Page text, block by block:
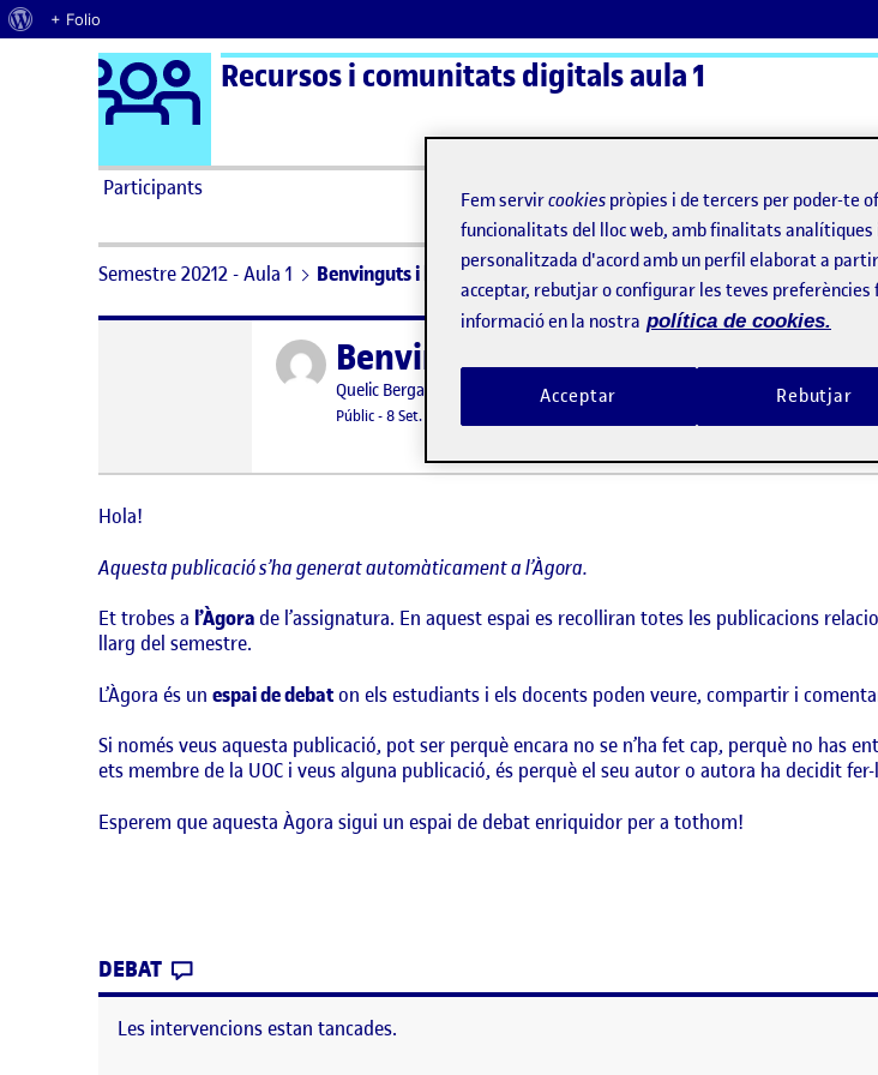
Quant al WordPress
+ Folio
Saltar al contingut Logo Ágora
Recursos i comunitats digitals aula 1
Participants ActiFolios
Semestre 20212 - Aula 1 Benvinguts i benvingudes!
Publicat perBenvinguts i benvingudes!
Publicat per
Quelic Berga Carreras
Visibilitat:
Públic-Data de publicació
8 Set. 2021
Hola!
Aquesta publicació s’ha generat automàticament a l’Àgora.
Et trobes a l’Àgora de l’assignatura. En aquest espai es recolliran totes les publicacions
llarg del semestre.
L’Àgora és un espai de debaton els estudiants i els docents poden veure, compartir i
Si només veus aquesta publicació, pot ser perquè encara no se n’ha fet cap, perquè no has
ets membre de la UOC i veus alguna publicació, és perquè el seu autor o autora ha decidit
Esperem que aquesta Àgora sigui un espai de debat enriquidor per a tothom!
DEBAT
Les intervencions estan tancades.
Fem servircookies pròpies i de tercers per poder-te
funcionalitats del lloc web, amb finalitats
personalitzada d'acord amb un perfil elaborat a
acceptar, rebutjar o configurar les teves
informació en la nostra política de cookies.
Rebutjar
Acceptar